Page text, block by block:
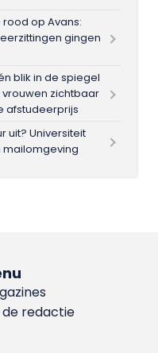
op Avans:
gingen
blik in de spiegel
zichtbaar
afstudeerprijs
uit? Universiteit
mailomgeving
de redactie